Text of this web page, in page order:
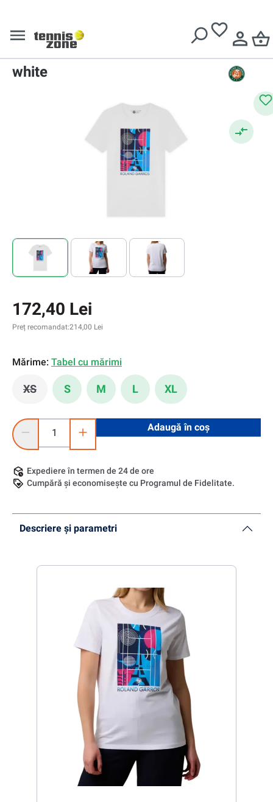
Tricouri dame
Roland Garros Eiffel Court -
white
172,40 Lei
Preț recomandat:214,00 Lei
Mărime: Tabel cu mărimi
XS(Această opțiune este momentan indisponibilă.)
S M L XL
Cantitate produs: Introduceți cantitatea dorită sau utilizați
Adaugă în coș
Expediere în termen de 24 de ore
Cumpără și economisește cu Programul de Fidelitate.
Descriere și parametri